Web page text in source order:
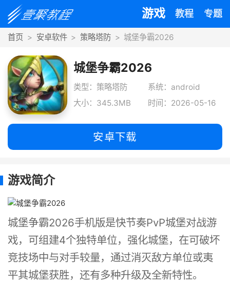
游戏 教程 专题
首页 安卓软件 策略塔防 城堡争霸2026
城堡争霸2026
类型：策略塔防
系统：android
大小：345.3MB
时间：2026-05-16
安卓下载
游戏简介
城堡争霸2026手机版是快节奏PvP城堡对战游
戏，可组建4个独特单位，强化城堡，在可破坏
竞技场中与对手较量，通过消灭敌方单位或夷
平其城堡获胜，还有多种升级及全新特性。